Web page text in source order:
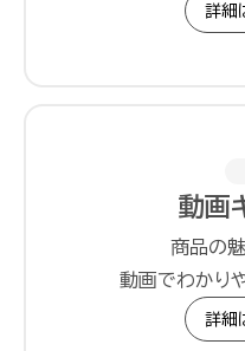
詳細
動画
商品の
動画でわかり
詳細